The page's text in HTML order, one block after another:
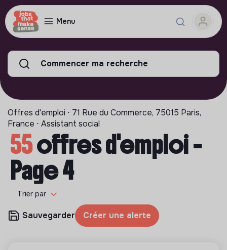
Menu
Commencer ma recherche
Offres d'emploi ⋅ 71 Rue du Commerce, 75015 Paris,
France ⋅ Assistant social
55offres d'emploi -
Page 4
Trier par
Sauvegarder Créer une alerte